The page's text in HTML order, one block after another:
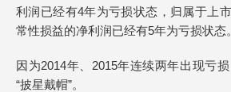
利润已经有4年为亏损状态，归属于上
常性损益的净利润已经有5年为亏损状态。
因为2014年、2015年连续两年出现亏
“披星戴帽”。